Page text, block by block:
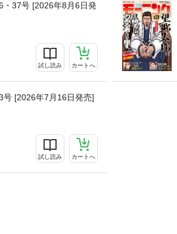
・37号 [2026年8月6日発
試し読み カートへ
号 [2026年7月16日発売]
試し読み カートへ